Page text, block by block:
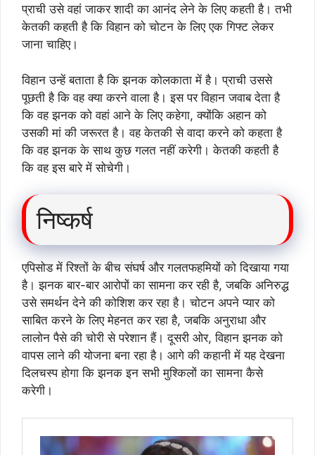
प्राची उसे वहां जाकर शादी का आनंद लेने के लिए कहती है। तभी
केतकी कहती है कि विहान को चोटन के लिए एक गिफ्ट लेकर
जाना चाहिए।
विहान उन्हें बताता है कि झनक कोलकाता में है। प्राची उससे
पूछती है कि वह क्या करने वाला है। इस पर विहान जवाब देता है
कि वह झनक को वहां आने के लिए कहेगा, क्योंकि अहान को
उसकी मां की जरूरत है। वह केतकी से वादा करने को कहता है
कि वह झनक के साथ कुछ गलत नहीं करेगी। केतकी कहती है
कि वह इस बारे में सोचेगी।
निष्कर्ष
एपिसोड में रिश्तों के बीच संघर्ष और गलतफहमियों को दिखाया गया
है। झनक बार-बार आरोपों का सामना कर रही है, जबकि अनिरुद्ध
उसे समर्थन देने की कोशिश कर रहा है। चोटन अपने प्यार को
साबित करने के लिए मेहनत कर रहा है, जबकि अनुराधा और
लालोन पैसे की चोरी से परेशान हैं। दूसरी ओर, विहान झनक को
वापस लाने की योजना बना रहा है। आगे की कहानी में यह देखना
दिलचस्प होगा कि झनक इन सभी मुश्किलों का सामना कैसे
करेगी।